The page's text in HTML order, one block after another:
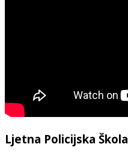
Ljetna Policijska Škola